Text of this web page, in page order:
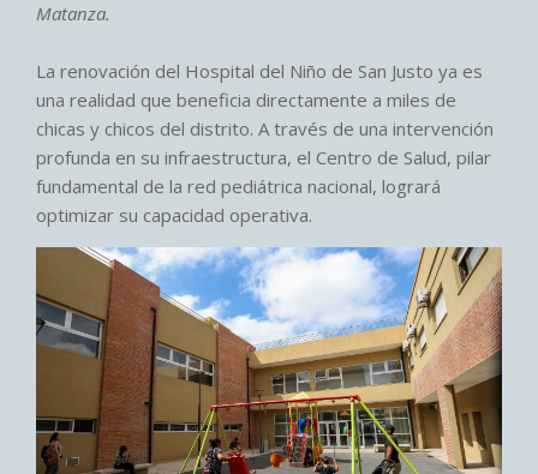
Matanza.
La renovación del Hospital del Niño de San Justo ya es
una realidad que beneficia directamente a miles de
chicas y chicos del distrito. A través de una intervención
profunda en su infraestructura, el Centro de Salud, pilar
fundamental de la red pediátrica nacional, logrará
optimizar su capacidad operativa.